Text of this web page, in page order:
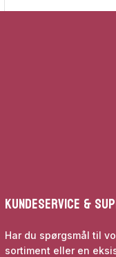
Kundeservice &
Har du spørgsmål til
sortiment eller en